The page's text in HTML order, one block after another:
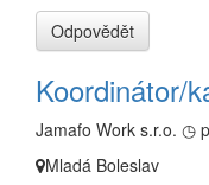
Odpovědět
Koordinátor/
Jamafo Work s.r.o. ◷
Mladá Boleslav